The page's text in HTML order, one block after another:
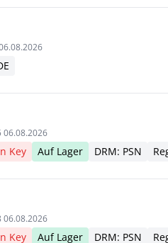
06.08.2026
Key Auf Lager DRM: PSN
06.08.2026
Key Auf Lager DRM: PSN